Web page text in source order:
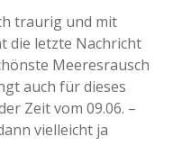
2011
2012
2013
2014
traurig und mit
die letzte Nachricht
Meeresrausch
auch für dieses
Zeit vom 09.06. –
vielleicht ja